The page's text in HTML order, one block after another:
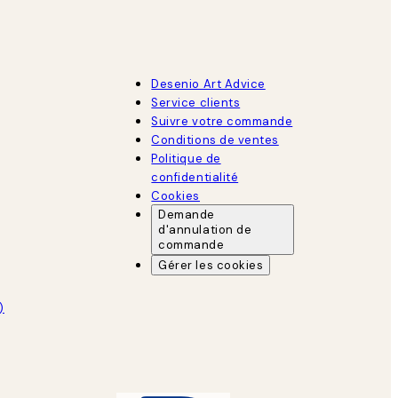
Desenio Art Advice
Service clients
Suivre votre commande
Conditions de ventes
Politique de
confidentialité
Cookies
Demande
d'annulation de
commande
Gérer les cookies